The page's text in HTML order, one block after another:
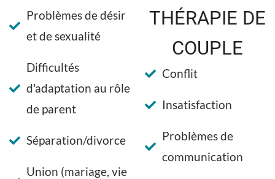
Problèmes de désir
et de sexualité
Difficultés
d'adaptation au rôle
de parent
Séparation/divorce
Union (mariage, vie
THÉRAPIE DE
COUPLE
Conflit
Insatisfaction
Problèmes de
communication